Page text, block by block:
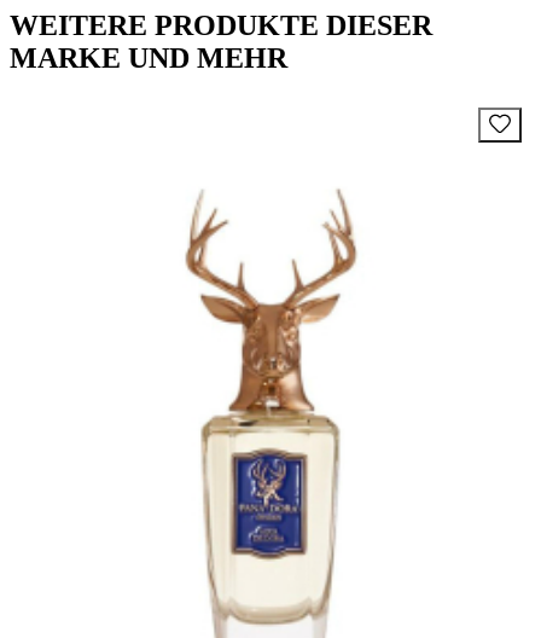
WEITERE PRODUKTE DIESER
MARKE UND MEHR